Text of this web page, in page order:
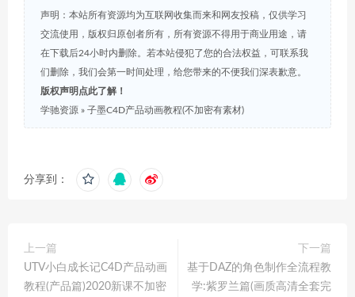
声明：本站所有资源均为互联网收集而来和网友投稿，仅供学习
交流使用，版权归原创者所有，所有资源不得用于商业用途，请
在下载后24小时内删除。若本站侵犯了您的合法权益，可联系我
们删除，我们会第一时间处理，给您带来的不便我们深表歉意。
版权声明点此了解！
学驰资源 » 子墨C4D产品动画教程(不加密有素材)
分享到：
上一篇
UTV小白成长记C4D产品动画
教程(产品篇)2020新课不加密
下一篇
基于DAZ的角色制作全流程教
学:紫罗兰篇(画质高清全套完